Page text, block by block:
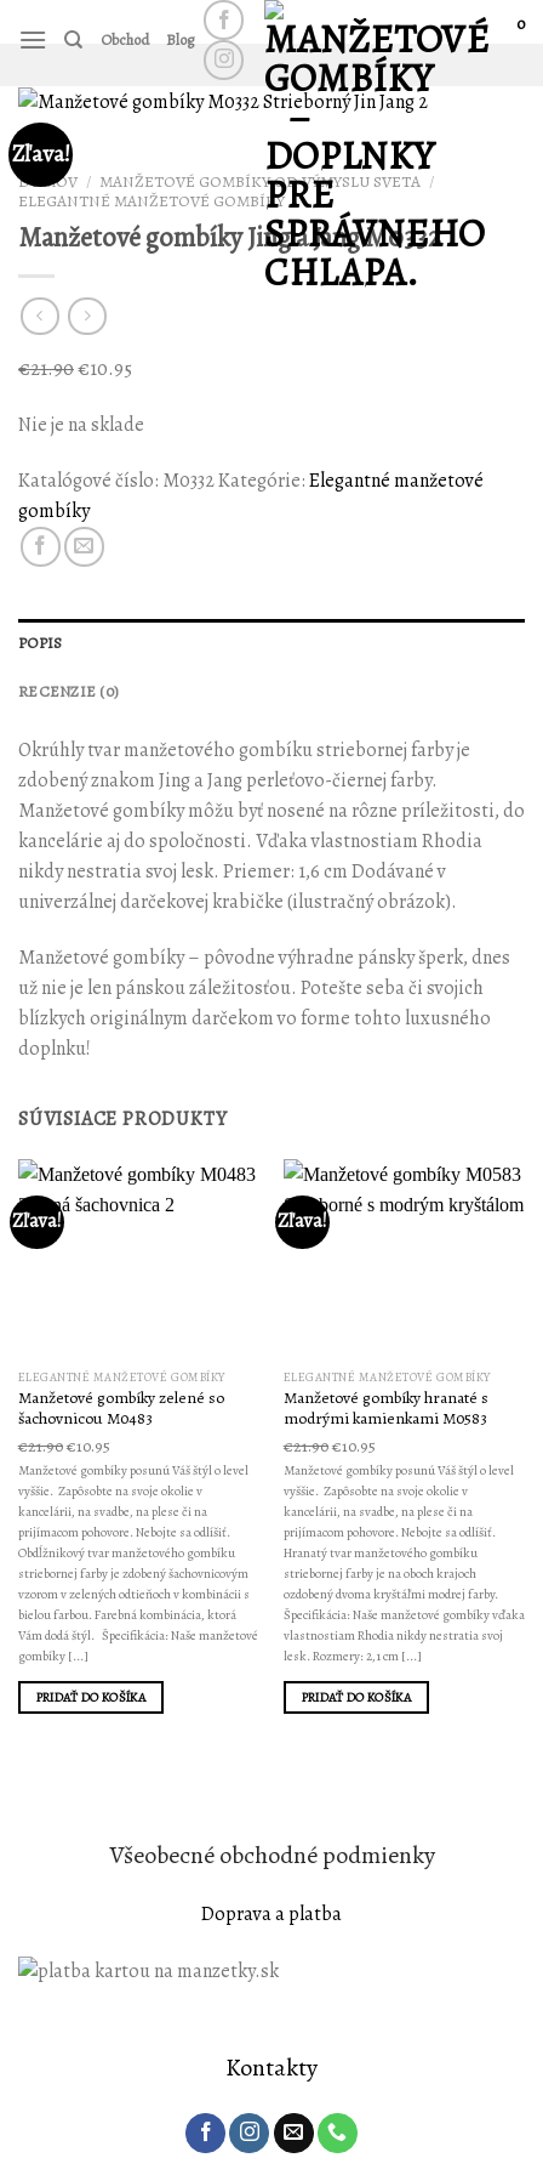
Obchod Blog
0
Zľava!
DOMOV / MANŽETOVÉ GOMBÍKY OD VÝMYSLU SVETA /
ELEGANTNÉ MANŽETOVÉ GOMBÍKY
Manžetové gombíky Jing a Jang M0332
€21.90€10.95
Nie je na sklade
Katalógové číslo: M0332Kategórie:Elegantné manžetové
gombíky
POPIS
RECENZIE (0)
Okrúhly tvar manžetového gombíku striebornej farby je
zdobený znakom Jing a Jang perleťovo-čiernej farby.
Manžetové gombíky môžu byť nosené na rôzne príležitosti, do
kancelárie aj do spoločnosti. Vďaka vlastnostiam Rhodia
nikdy nestratia svoj lesk. Priemer: 1,6 cm Dodávané v
univerzálnej darčekovej krabičke (ilustračný obrázok).
Manžetové gombíky – pôvodne výhradne pánsky šperk, dnes
už nie je len pánskou záležitosťou. Potešte seba či svojich
blízkych originálnym darčekom vo forme tohto luxusného
doplnku!
SÚVISIACE PRODUKTY
Zľava!
ELEGANTNÉ MANŽETOVÉ GOMBÍKY
Manžetové gombíky zelené so
šachovnicou M0483
€21.90€10.95
Manžetové gombíky posunú Váš štýl o level
vyššie. Zapôsobte na svoje okolie v
kancelárii, na svadbe, na plese či na
prijímacom pohovore. Nebojte sa odlíšiť.
Obdĺžnikový tvar manžetového gombíku
striebornej farby je zdobený šachovnicovým
vzorom v zelených odtieňoch v kombinácii s
bielou farbou. Farebná kombinácia, ktorá
Vám dodá štýl. Špecifikácia: Naše manžetové
gombíky [...]
PRIDAŤ DO KOŠÍKA
Zľava!
ELEGANTNÉ MANŽETOVÉ GOMBÍKY
Manžetové gombíky hranaté s
modrými kamienkami M0583
€21.90€10.95
Manžetové gombíky posunú Váš štýl o level
vyššie. Zapôsobte na svoje okolie v
kancelárii, na svadbe, na plese či na
prijímacom pohovore. Nebojte sa odlíšiť.
Hranatý tvar manžetového gombíku
striebornej farby je na oboch krajoch
ozdobený dvoma kryštáľmi modrej farby.
Špecifikácia: Naše manžetové gombíky vďaka
vlastnostiam Rhodia nikdy nestratia svoj
lesk. Rozmery: 2,1 cm [...]
PRIDAŤ DO KOŠÍKA
Všeobecnéobchodné podmienky
Doprava a platba
Kontakty